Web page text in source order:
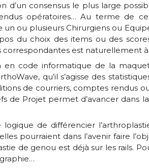
d’un consensus le plus large
opératoires… Au terme de
ou plusieurs Chirurgiens ou
du choix des items ou des
correspondantes est naturellement
code informatique de la
qu’il s’agisse des
de courriers, comptes rendus
de Projet permet d’avancer dans
de différencier
pourraient dans l’avenir faire
de genou est déjà sur les rails.